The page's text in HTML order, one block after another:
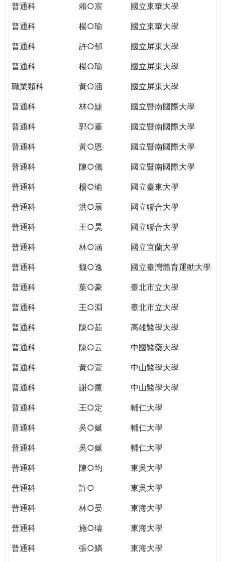
GLOBAL
CITIZENSHIP
普通科
賴○宸
國立東華大學
普通科
楊○瑜
國立東華大學
普通科
許○郁
國立屏東大學
普通科
楊○瑜
國立屏東大學
職業類科
黃○涵
國立屏東大學
普通科
林○婕
國立暨南國際大學
普通科
郭○蓁
國立暨南國際大學
普通科
黃○恩
國立暨南國際大學
普通科
陳○儀
國立暨南國際大學
普通科
楊○瑜
國立臺東大學
普通科
洪○展
國立聯合大學
普通科
王○昊
國立聯合大學
普通科
林○涵
國立宜蘭大學
普通科
魏○逸
國立臺灣體育運動大學
普通科
葉○豪
臺北市立大學
普通科
王○淵
臺北市立大學
普通科
陳○茹
高雄醫學大學
普通科
陳○云
中國醫藥大學
普通科
黃○萱
中山醫學大學
普通科
謝○薰
中山醫學大學
普通科
王○定
輔仁大學
普通科
吳○娫
輔仁大學
普通科
吳○娫
輔仁大學
普通科
陳○均
東吳大學
普通科
許○
東吳大學
普通科
林○晏
東海大學
普通科
施○璿
東海大學
普通科
張○鱗
東海大學